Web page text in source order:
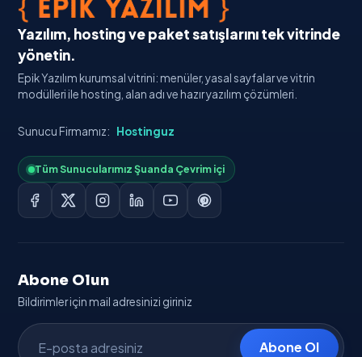
Yazılım, hosting ve paket satışlarını tek vitrinde
yönetin.
Epik Yazılım kurumsal vitrini: menüler, yasal sayfalar ve vitrin
modülleri ile hosting, alan adı ve hazır yazılım çözümleri.
Sunucu Firmamız: Hostinguz
Tüm Sunucularımız Şuanda Çevrim içi
Abone Olun
Bildirimler için mail adresinizi giriniz
Abone Ol